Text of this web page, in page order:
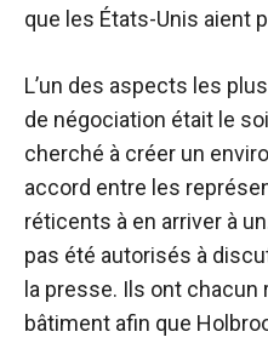
que les États-Unis aient
L’un des aspects les
de négociation était le
cherché à créer un
accord entre les
réticents à en arriver à
pas été autorisés à
la presse. Ils ont
bâtiment afin que